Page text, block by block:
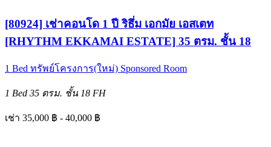
[80924] เช่าคอนโด 1 ปี ริธึ่ม เอกมัย เอสเตท
[RHYTHM EKKAMAI ESTATE] 35 ตรม. ชั้น 18
1 Bed ทรัพย์โครงการ(ใหม่) Sponsored Room
1 Bed 35 ตรม. ชั้น 18 FH
เช่า 35,000 ฿ - 40,000 ฿